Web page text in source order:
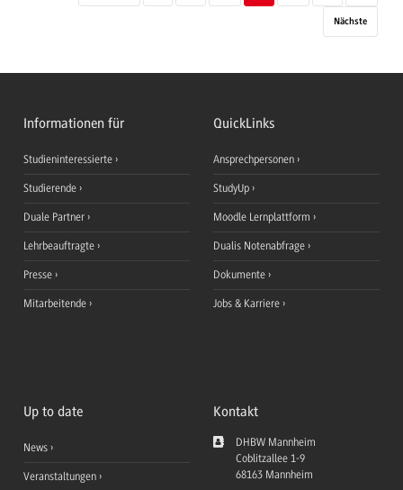
Nächste
Informationen für
Studieninteressierte
Studierende
Duale Partner
Lehrbeauftragte
Presse
Mitarbeitende
QuickLinks
Ansprechpersonen
StudyUp
Moodle Lernplattform
Dualis Notenabfrage
Dokumente
Jobs & Karriere
Up to date
News
Veranstaltungen
Kontakt
DHBW Mannheim
Coblitzallee 1-9
68163 Mannheim